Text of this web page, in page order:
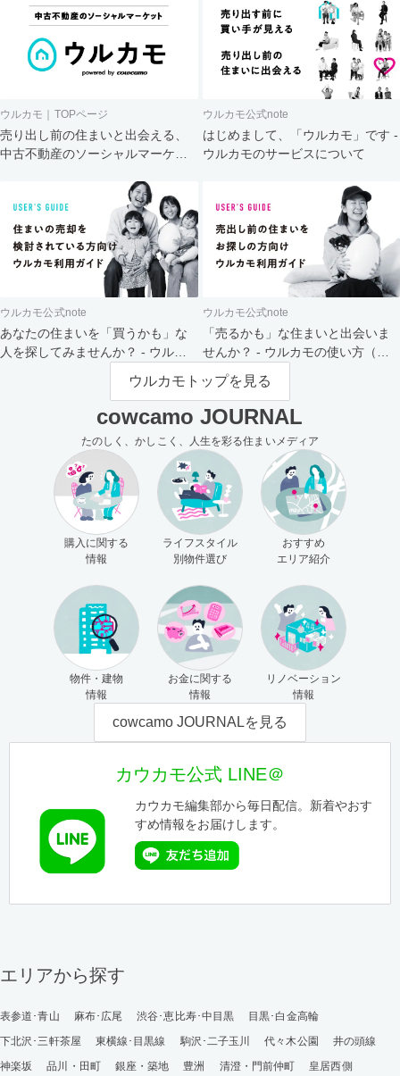
ウルカモ｜TOPページ
売り出し前の住まいと出会える、
中古不動産のソーシャルマーケッ
ウルカモ公式note
はじめまして、「ウルカモ」です -
ウルカモのサービスについて
ウルカモ公式note
あなたの住まいを「買うかも」な
人を探してみませんか？ - ウルカ
ウルカモ公式note
「売るかも」な住まいと出会いま
せんか？ - ウルカモの使い方（買
主さま向け）
ウルカモトップを見る
cowcamo JOURNAL
たのしく、かしこく、人生を彩る住まいメディア
購入に関する
情報
ライフスタイル
別物件選び
おすすめ
エリア紹介
物件・建物
情報
お金に関する
情報
リノベーション
情報
cowcamo JOURNALを見る
カウカモ公式 LINE＠
カウカモ編集部から毎日配信。新着やおす
すめ情報をお届けします。
エリアから探す
表参道･青山 麻布･広尾 渋谷･恵比寿･中目黒
目黒･白金高輪
下北沢･三軒茶屋
東横線･目黒線 駒沢･二子玉川 代々木公園
井の頭線
神楽坂
品川・田町 銀座・築地 豊洲 清澄・門前仲町
皇居西側